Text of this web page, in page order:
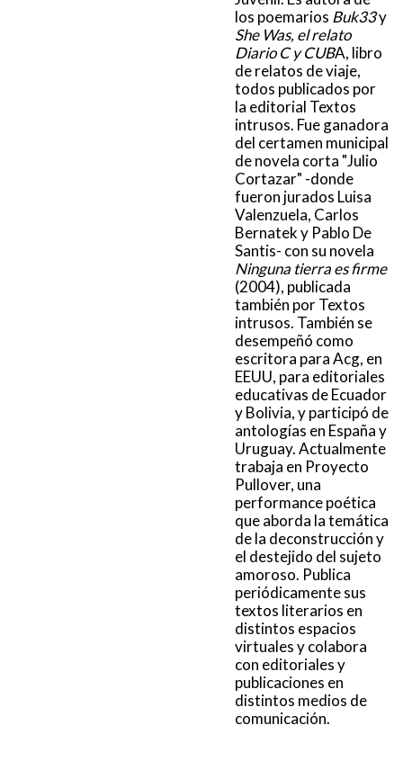
los poemarios Buk33y
She Was, el relato
Diario C y CUBA, libro
de relatos de viaje,
todos publicados por
la editorial Textos
intrusos. Fue ganadora
del certamen municipal
de novela corta "Julio
Cortazar" -donde
fueron jurados Luisa
Valenzuela, Carlos
Bernatek y Pablo De
Santis- con su novela
Ninguna tierra es firme
(2004), publicada
también por Textos
intrusos. También se
desempeñó como
escritora para Acg, en
EEUU, para editoriales
educativas de Ecuador
y Bolivia, y participó de
antologías en España y
Uruguay. Actualmente
trabaja en Proyecto
Pullover, una
performance poética
que aborda la temática
de la deconstrucción y
el destejido del sujeto
amoroso. Publica
periódicamente sus
textos literarios en
distintos espacios
virtuales y colabora
con editoriales y
publicaciones en
distintos medios de
comunicación.